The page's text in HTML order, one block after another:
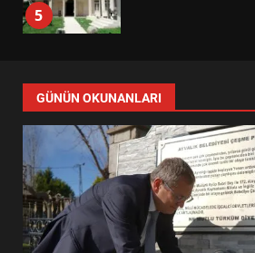
5
6
TURNUVASI
DEĞİŞTİRİYOR?
7
BURHANİYE
YENİ YÖNETİM
ŞEKİLLENDİ?
GÜNÜN OKUNANLARI